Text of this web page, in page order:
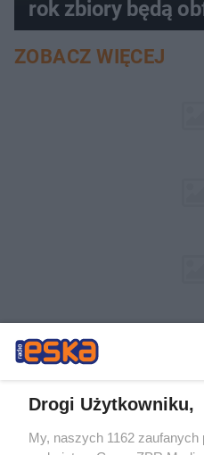
rok zbiory będą
ZOBACZ WIĘCEJ
Drogi Użytkowniku,
My, naszych 1162 zaufanych